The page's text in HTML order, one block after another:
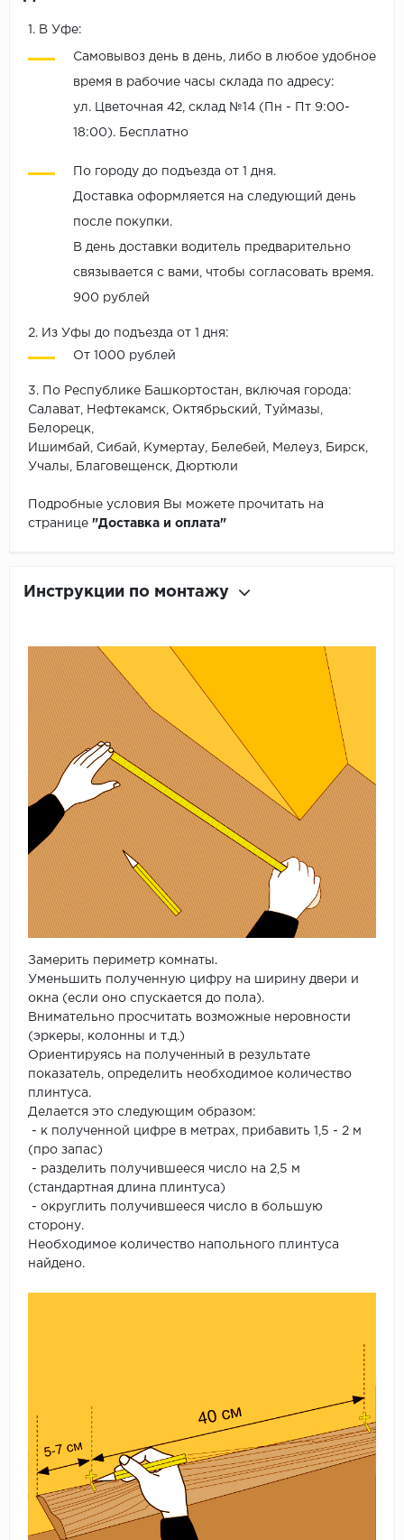
1. В Уфе:
Самовывоз день в день, либо в любое удобное
время в рабочие часы склада по адресу:
ул. Цветочная 42, склад №14 (Пн - Пт 9:00-
18:00). Бесплатно
По городу до подъезда от 1 дня.
Доставка оформляется на следующий день
после покупки.
В день доставки водитель предварительно
связывается с вами, чтобы согласовать время.
900 рублей
2. Из Уфы до подъезда от 1 дня:
От 1000 рублей
3. По Республике Башкортостан, включая города:
Салават, Нефтекамск, Октябрьский, Туймазы,
Белорецк,
Ишимбай, Сибай, Кумертау, Белебей, Мелеуз, Бирск,
Учалы, Благовещенск, Дюртюли
Подробные условия Вы можете прочитать на
странице "Доставка и оплата"
Инструкции по монтажу
Замерить периметр комнаты.
Уменьшить полученную цифру на ширину двери и
окна (если оно спускается до пола).
Внимательно просчитать возможные неровности
(эркеры, колонны и т.д.)
Ориентируясь на полученный в результате
показатель, определить необходимое количество
плинтуса.
Делается это следующим образом:
- к полученной цифре в метрах, прибавить 1,5 - 2 м
(про запас)
- разделить получившееся число на 2,5 м
(стандартная длина плинтуса)
- округлить получившееся число в большую
сторону.
Необходимое количество напольного плинтуса
найдено.